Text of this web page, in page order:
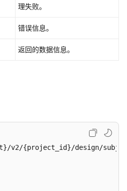
理失败。
错误信息。
返回的数据信息。
v2/{project_id}/design/